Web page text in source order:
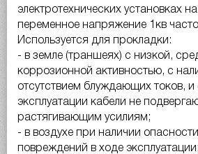
электротехнических установках
переменное напряжение 1кв
Используется для прокладки:
- в земле (траншеях) с низкой,
коррозионной активностью, с
отсутствием блуждающих токов, и
эксплуатации кабели не
растягивающим усилиям;
- в воздухе при наличии
повреждений в ходе эксплуатации;